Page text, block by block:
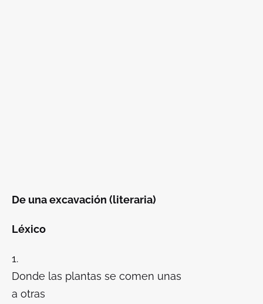
De una excavación (literaria)
Léxico
1.
Donde las plantas se comen unas
a otras